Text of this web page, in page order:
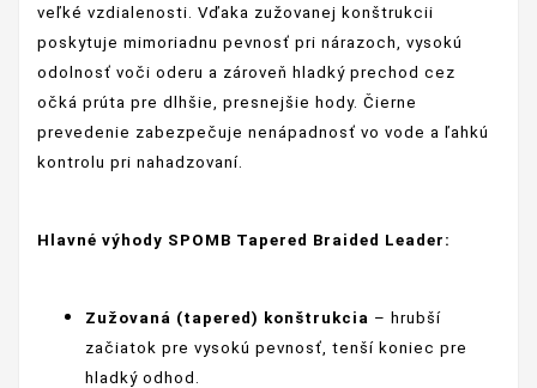
veľké vzdialenosti. Vďaka zužovanej konštrukcii
poskytuje mimoriadnu pevnosť pri nárazoch, vysokú
odolnosť voči oderu a zároveň hladký prechod cez
očká prúta pre dlhšie, presnejšie hody. Čierne
prevedenie zabezpečuje nenápadnosť vo vode a ľahkú
kontrolu pri nahadzovaní.
Hlavné výhody SPOMB Tapered Braided Leader:
Zužovaná (tapered) konštrukcia – hrubší
začiatok pre vysokú pevnosť, tenší koniec pre
hladký odhod.